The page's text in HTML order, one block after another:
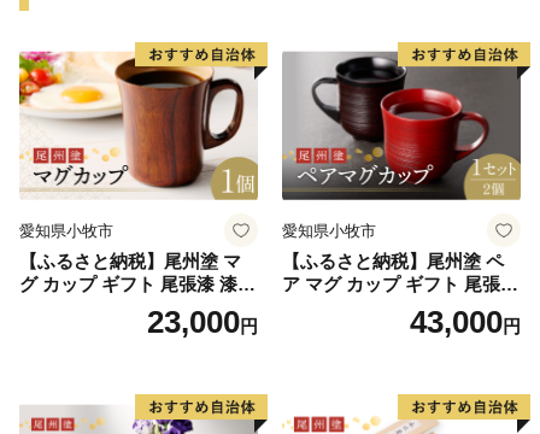
愛知県小牧市
【ふるさと納税】尾州塗 マ
グ カップ ギフト 尾張漆 漆
漆器 漆器工芸 工芸品 芸術性
実用性 抗菌性 美味しく安全
ウイルス効果 お取り寄せ 愛
知県 小牧市 送料無料
23,000円
愛知県小牧市
【ふるさと納税】尾州塗 ペ
ア マグ カップ ギフト 尾張漆
漆 漆器 漆器工芸 工芸品 芸術
性 実用性 抗菌性 美味しく安
抗ウイルス効果 お取り寄せ
愛知県 小牧市 送料無料
43,000円